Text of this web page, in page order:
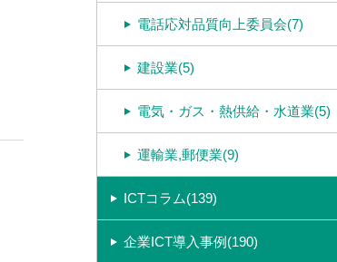
電話応対品質向上委員会(7)
建設業(5)
電気・ガス・熱供給・水道業(5)
運輸業,郵便業(9)
ICTコラム(139)
企業ICT導入事例(190)